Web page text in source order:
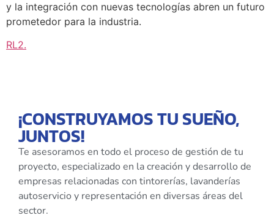
y la integración con nuevas tecnologías abren un futuro
prometedor para la industria.
RL2.
¡CONSTRUYAMOS TU SUEÑO,
JUNTOS!
Te asesoramos en todo el proceso de gestión de tu
proyecto, especializado en la creación y desarrollo de
empresas relacionadas con tintorerías, lavanderías
autoservicio y representación en diversas áreas del
sector.